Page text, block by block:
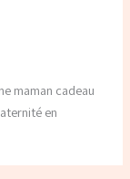
maman cadeau
en